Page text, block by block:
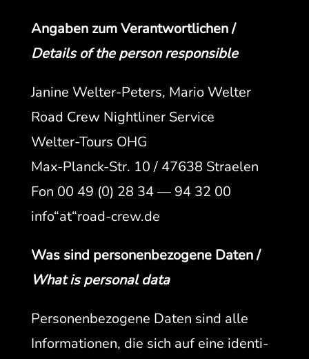
Angaben zum Ver­ant­wortlichen /
Details of the per­son responsible
Janine Wel­ter-Peters, Mario Wel­ter
Road Crew Night­lin­er Ser­vice
Wel­ter-Tours OHG
Max-Planck-Str. 10 / 47638 Strae­len
Fon 00 49 (0) 28 34 — 94 32 00
info“at“road-crew.de
Was sind per­so­n­en­be­zo­gene Dat­en /
What is per­son­al data
Per­so­n­en­be­zo­gene Dat­en sind alle
Infor­ma­tio­nen, die sich auf eine iden­ti­